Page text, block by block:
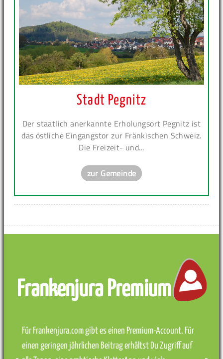
Stadt Pegnitz
Der staatlich anerkannte Erholungsort Pegnitz ist
das östliche Eingangstor zur Fränkischen Schweiz.
Die Freizeit- und...
zur Gemeinde
Frankenjura Premium
Für Frankenjura.com gibt es einen Premium-Account. Für
einen geringen jährlichen Beitrag erhältst Du Zugriff auf